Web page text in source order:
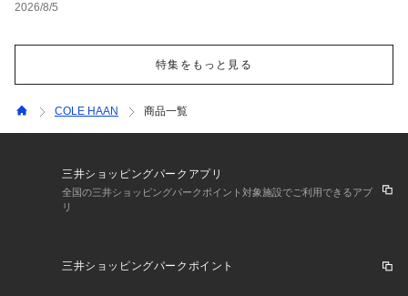
2026/8/5
特集をもっと見る
COLE HAAN 商品一覧
三井ショッピングパークアプリ
全国の三井ショッピングパークポイント対象施設でご利用できるアプ
リ
三井ショッピングパークポイント